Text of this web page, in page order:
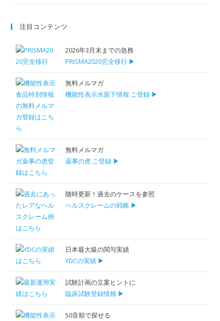
注目コンテンツ
2026年3月末までの急務
PRISMA2020完全移行 ▶
無料メルマガ
機能性表示水面下情報 ご登録 ▶
無料メルマガ
薬事の虎 ご登録 ▶
随時更新！過去のケースを参照
ヘルスクレームの戦略 ▶
日本最大級の関与実績
YDCの実績 ▶
試験計画の立案ヒントに
臨床試験登録情報 ▶
50音順で探せる